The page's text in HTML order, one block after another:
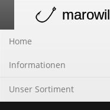
navigation
marowil
Home
Informationen
Unser Sortiment